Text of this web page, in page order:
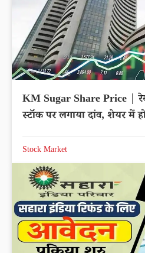
KM Sugar Share Price |
स्टॉक पर लगाया दांव, शेयर में
Stock Market